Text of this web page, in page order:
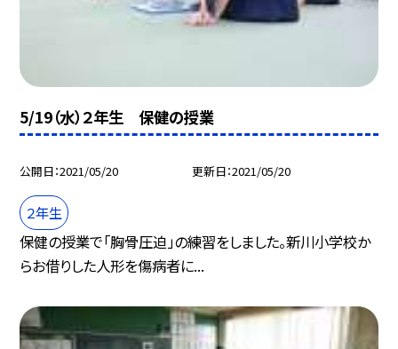
5/19（水）２年生 保健の授業
公開日 2021/05/20 更新日 2021/05/20
２年生
保健の授業で「胸骨圧迫」の練習をしました。新川小学校か
らお借りした人形を傷病者に...